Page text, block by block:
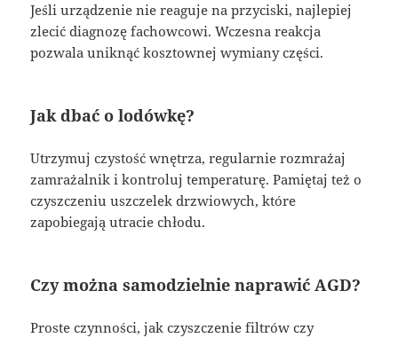
Jeśli urządzenie nie reaguje na przyciski, najlepiej
zlecić diagnozę fachowcowi. Wczesna reakcja
pozwala uniknąć kosztownej wymiany części.
Jak dbać o lodówkę?
Utrzymuj czystość wnętrza, regularnie rozmrażaj
zamrażalnik i kontroluj temperaturę. Pamiętaj też o
czyszczeniu uszczelek drzwiowych, które
zapobiegają utracie chłodu.
Czy można samodzielnie naprawić AGD?
Proste czynności, jak czyszczenie filtrów czy